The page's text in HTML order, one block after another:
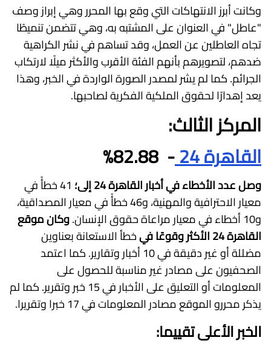
وكانت أبرز الانتهاكات التي وقع بها المحرر وهي إبراز وصف
"عاطل" في العنوان على المشتبه به، وهي تتضمن تنميطًا
تجاه العاطلين عن العمل، وقد تساهم في نشر الكراهية
ضدهم، لتصويرهم بأنهم الفئة الأقرب والأكثر ميلًا لارتكاب
الجرائم. كما لم يشر لمصدر الصورة الواردة في الخبر، وهذا
يعد إهدارًا لحقوق الملكية الفكرية لصاحبها.
المركز الثالث:
القاهرة 24
- 82.88%
وصل عدد الأخطاء في أخبار القاهرة 24 إلى؛
41 خطأً في
معيار الاحترافية والمهنية، و46 خطأً في معيار المصداقية،
و10 أخطاء في معيار مراعاة حقوق الإنسان.
وكان موقع
القاهرة 24 الأكثر وقوعًا في
خطأ الاستعانة بعناوين
مضللة أو غير دقيقة في 10 أخبار وتقارير. كما اعتمد
الصحفيون على مصادر غير مناسبة للحصول على
المعلومات أو التعليق على الأخبار في 15 خبر وتقرير. كما لم
يذكر محررو الموقع مصادر المعلومات في 17 خبرا وتقريرا.
الخبر الأعلى تقييما: